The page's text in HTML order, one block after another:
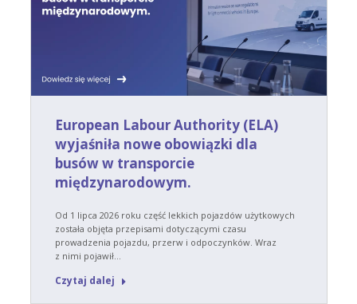
European Labour Authority (ELA)
wyjaśniła nowe obowiązki dla
busów w transporcie
międzynarodowym.
Od 1 lipca 2026 roku część lekkich pojazdów użytkowych
została objęta przepisami dotyczącymi czasu
prowadzenia pojazdu, przerw i odpoczynków. Wraz
z nimi pojawił…
Czytaj dalej